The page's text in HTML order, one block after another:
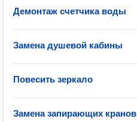
Демонтаж счетчика воды
Замена душевой кабины
Повесить зеркало
Замена запирающих кранов